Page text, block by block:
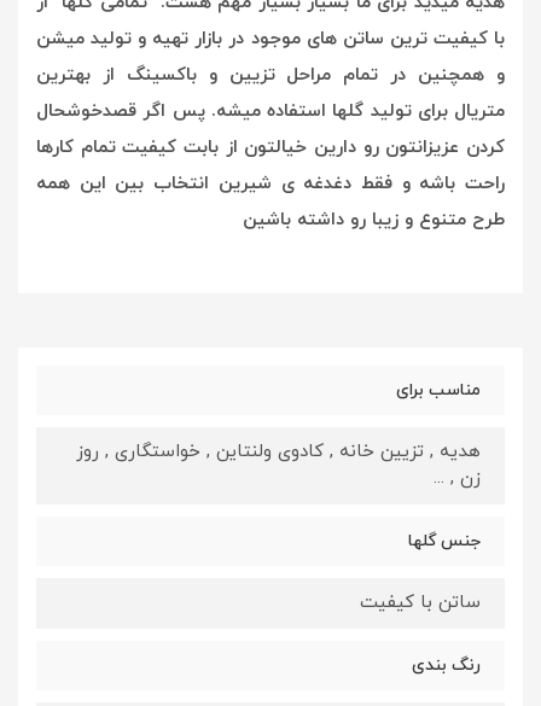
با کیفیت ترین ساتن های موجود در بازار تهیه و تولید میشن
و همچنین در تمام مراحل تزیین و باکسینگ از بهترین
متریال برای تولید گلها استفاده میشه. پس اگر قصدخوشحال
کردن عزیزانتون رو دارین خیالتون از بابت کیفیت تمام کارها
راحت باشه و فقط دغدغه ی شیرین انتخاب بین این همه
طرح متنوع و زیبا رو داشته باشین
مناسب برای
هدیه , تزیین خانه , کادوی ولنتاین , خواستگاری , روز
زن , ...
جنس گلها
ساتن با کیفیت
رنگ بندی